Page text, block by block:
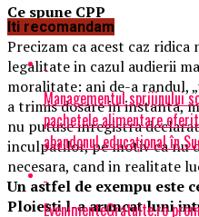
Ce spune CPP
Precizam ca acest caz
legalitate in cazul audierii
moralitate: ani de-a randul,
a trimis dosare in instanta,
nu putuse inregistra
inculpatilor, pe motiv ca nu
necesara, cand in realitate
Un astfel de exempu este
Ploiesti l-a aruncat luni
Iti recomandam
Managementul sprijinului
pachetele alimentare
abandonul educațional în
EvenimenteGratuite.ro